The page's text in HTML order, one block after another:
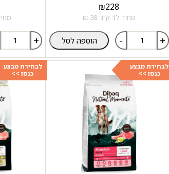
₪228
מחיר ל1 ק"ג: 38 ₪
- + הוספה לסל
מחיר ל1
+
לבחירת מבצע
כנסו >>
לבחירת מבצע
כנסו >>